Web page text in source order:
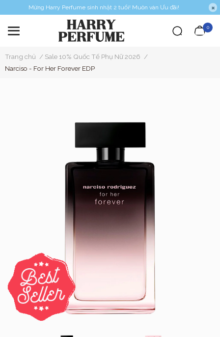
Mừng Harry Perfume sinh nhật 2 tuổi! Muôn vàn Ưu đãi!
0
Trang chủ / Sale 10% Quốc Tế Phụ Nữ 2026 /
Narciso - For Her Forever EDP